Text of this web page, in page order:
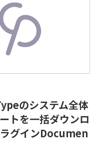
のシステム全体
トを一括ダウンロ
グインDocumen